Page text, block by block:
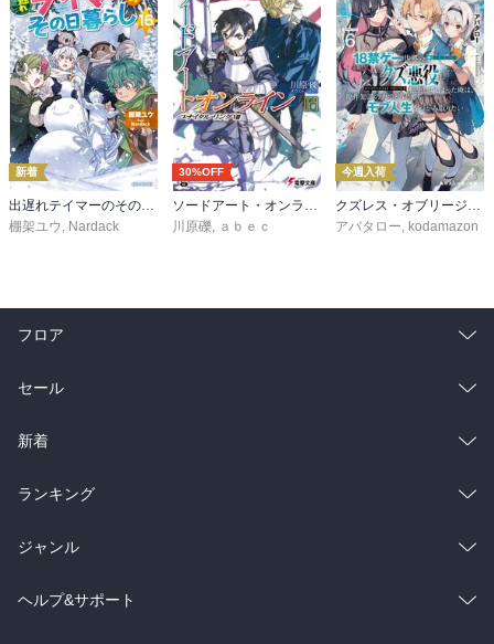
新着
棚架ユウ Nardack
30%OFF
川原礫
ａｂｅｃ
今週入荷
アバタロー kodamazon
フロア
総合
ラノベ
雑誌・グラビア
BL・TL
セール
総合
ラノベ
雑誌・グラビア
BL・TL
新着
総合
ラノベ
雑誌・グラビア
ランキング
総合
ラノベ
ジャンル
コミック
ヘルプ&サポート